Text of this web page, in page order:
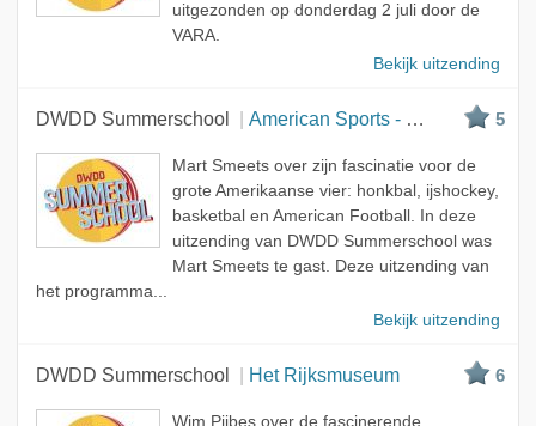
uitgezonden op donderdag 2 juli door de
VARA.
Bekijk uitzending
DWDD Summerschool American Sports - Donderdag om 20:33 5
Mart Smeets over zijn fascinatie voor de
grote Amerikaanse vier: honkbal, ijshockey,
basketbal en American Football. In deze
uitzending van DWDD Summerschool was
Mart Smeets te gast. Deze uitzending van
het programma...
Bekijk uitzending
DWDD Summerschool Het Rijksmuseum 6
Wim Pijbes over de fascinerende